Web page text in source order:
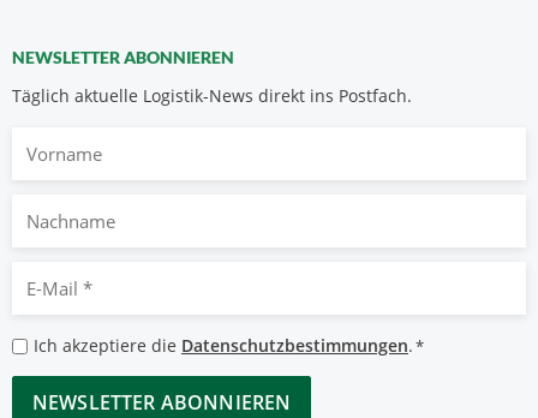
NEWSLETTER ABONNIEREN
Täglich aktuelle Logistik-News direkt ins Postfach.
Nachname
Mail
*
Datenschutzbestimmungen
*
Ich akzeptiere die Datenschutzbestimmungen.*
CAPTCHA